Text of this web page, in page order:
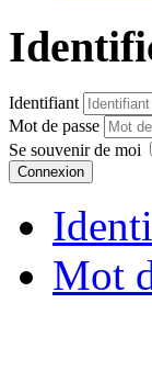
Identifiant
Mot de passe
Se souvenir de moi
Connexion
Mot